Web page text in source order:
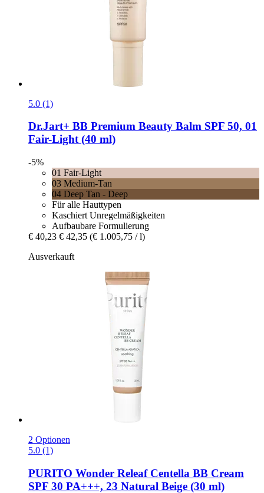
5.0 (1)
Dr.Jart+ BB Premium Beauty Balm SPF 50, 01
Fair-​Light (40 ml)
-5%
01 Fair-Light
03 Medium-Tan
04 Deep Tan - Deep
Für alle Hauttypen
Kaschiert Unregelmäßigkeiten
Aufbaubare Formulierung
€ 40,23 € 42,35 (€ 1.005,75 / l)
Ausverkauft
2 Optionen
5.0 (1)
PURITO Wonder Releaf Centella BB Cream
SPF 30 PA+++, 23 Natural Beige (30 ml)